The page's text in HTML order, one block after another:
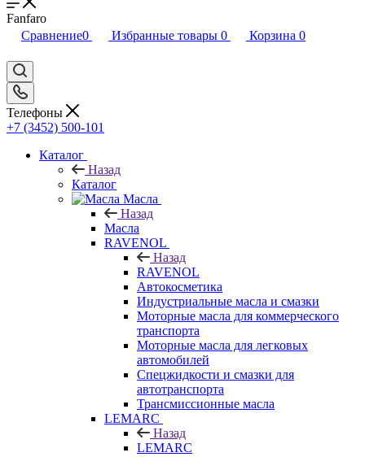
Fanfaro
Сравнение0 Избранные товары 0 Корзина 0
Телефоны
+7 (3452) 500-101
Каталог
Назад
Каталог
Масла
Назад
Масла
RAVENOL
Назад
RAVENOL
Автокосметика
Индустриальные масла и смазки
Моторные масла для коммерческого
транспорта
Моторные масла для легковых
автомобилей
Спецжидкости и смазки для
автотранспорта
Трансмиссионные масла
LEMARC
Назад
LEMARC